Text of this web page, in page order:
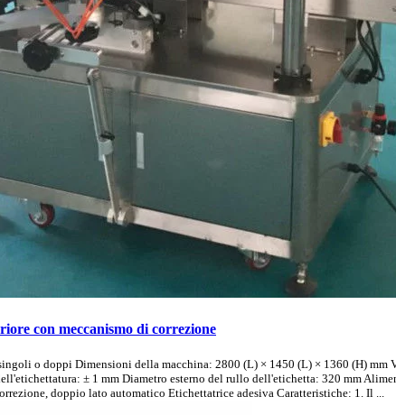
con meccanismo di correzione
o doppi Dimensioni della macchina: 2800 (L) × 1450 (L) × 1360 (H)
± 1 mm Diametro esterno del rullo dell'etichetta: 320 mm
doppio lato automatico Etichettatrice adesiva Caratteristiche: 1. Il ...